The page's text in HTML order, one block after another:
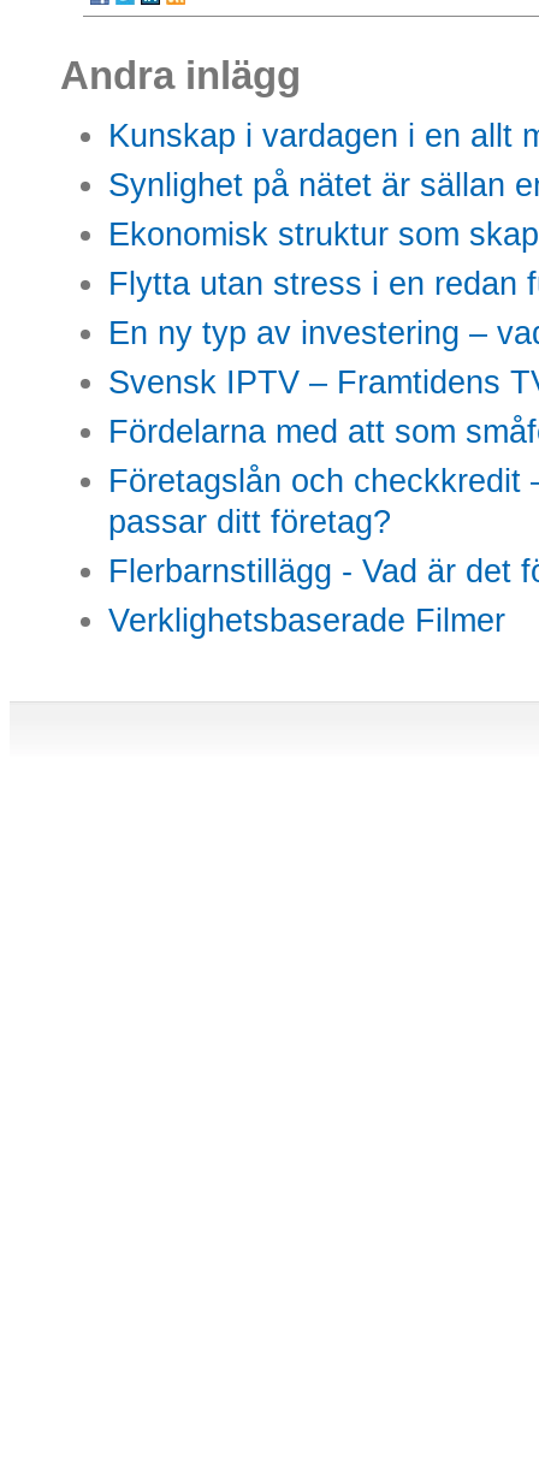
Andra inlägg
Kunskap i vardagen i en allt
Synlighet på nätet är sällan
Ekonomisk struktur som
Flytta utan stress i en redan
En ny typ av investering –
Svensk IPTV – Framtidens
Fördelarna med att som
Företagslån och checkkredit
passar ditt företag?
Flerbarnstillägg - Vad är det
Verklighetsbaserade Filmer